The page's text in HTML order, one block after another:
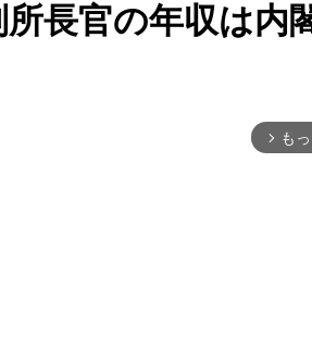
長官の年収は内
arrow_forward_ios も